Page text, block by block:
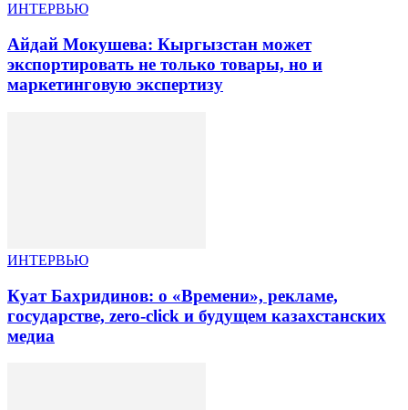
ИНТЕРВЬЮ
Айдай Мокушева: Кыргызстан может
экспортировать не только товары, но и
маркетинговую экспертизу
ИНТЕРВЬЮ
Куат Бахридинов: о «Времени», рекламе,
государстве, zero-click и будущем казахстанских
медиа